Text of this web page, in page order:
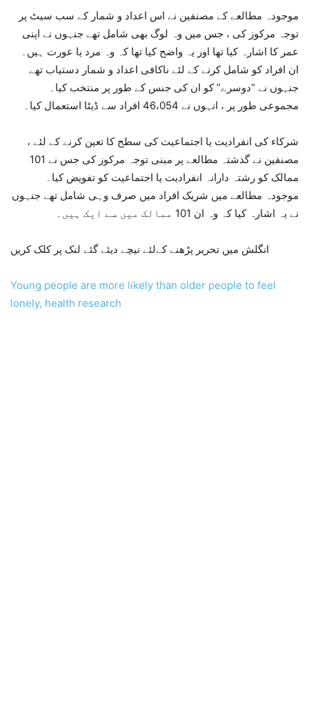
موجودہ مطالعے کے مصنفین نے اس اعداد و شمار کے سب سیٹ پر
توجہ مرکوز کی ، جس میں وہ لوگ بھی شامل تھے جنہوں نے اپنی
عمر کا اشارہ کیا تھا اور یہ واضح کیا تھا کہ وہ مرد یا عورت ہیں۔
ان افراد کو شامل کرنے کے لئے ناکافی اعداد و شمار دستیاب تھے
جنہوں نے “دوسرے” کو ان کی جنس کے طور پر منتخب کیا۔
مجموعی طور پر ، انہوں نے 46،054 افراد سے ڈیٹا استعمال کیا۔
شرکاء کی انفرادیت یا اجتماعیت کی سطح کا تعین کرنے کے لئے ،
مصنفین نے گذشتہ مطالعے پر مبنی توجہ مرکوز کی جس نے 101
ممالک کو رشتہ دارانہ انفرادیت یا اجتماعیت کو تفویض کیا۔
موجودہ مطالعے میں شریک افراد میں صرف وہی شامل تھے جنہوں
نے یہ اشارہ کیا کہ وہ ان 101 ممالک میں سے ایک ہیں۔
انگلش میں تحریر پڑھنے کےلئے نیچے دیئے گئے لنک پر کلک کریں
Young people are more likely than older people to feel
lonely, health research